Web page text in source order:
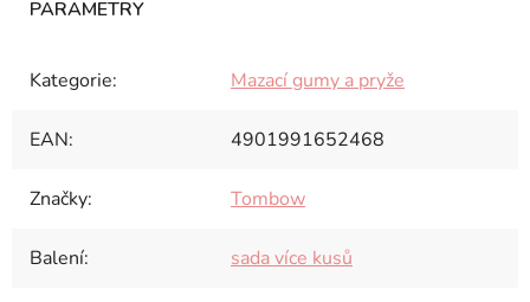
Kategorie: Mazací gumy a pryže
EAN: 4901991652468
Značky: Tombow
Balení: sada více kusů